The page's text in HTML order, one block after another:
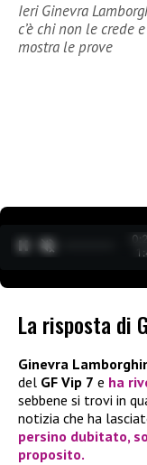
Ieri Ginevra
c’è chi non le crede
mostra le prove
La risposta di
Ginevra
del GF Vip 7 e ha
sebbene si trovi in
notizia che ha
persino dubitato,
proposito.